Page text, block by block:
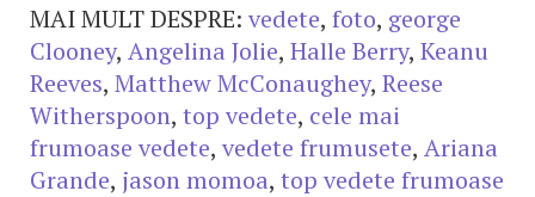
MAI MULT DESPRE: vedete, foto, george
Clooney, Angelina Jolie, Halle Berry, Keanu
Reeves, Matthew McConaughey, Reese
Witherspoon, top vedete, cele mai
frumoase vedete, vedete frumusete, Ariana
Grande, jason momoa, top vedete frumoase